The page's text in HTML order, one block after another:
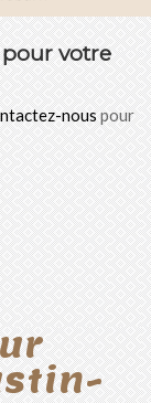
votre
nouspour